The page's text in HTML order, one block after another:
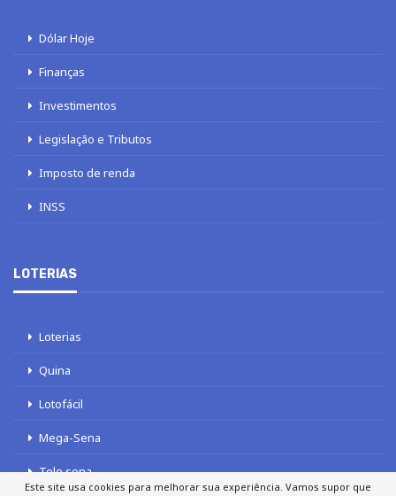
Dólar Hoje
Finanças
Investimentos
Legislação e Tributos
Imposto de renda
INSS
LOTERIAS
Loterias
Quina
Lotofácil
Mega-Sena
Tele sena
Este site usa cookies para melhorar sua experiência. Vamos supor que